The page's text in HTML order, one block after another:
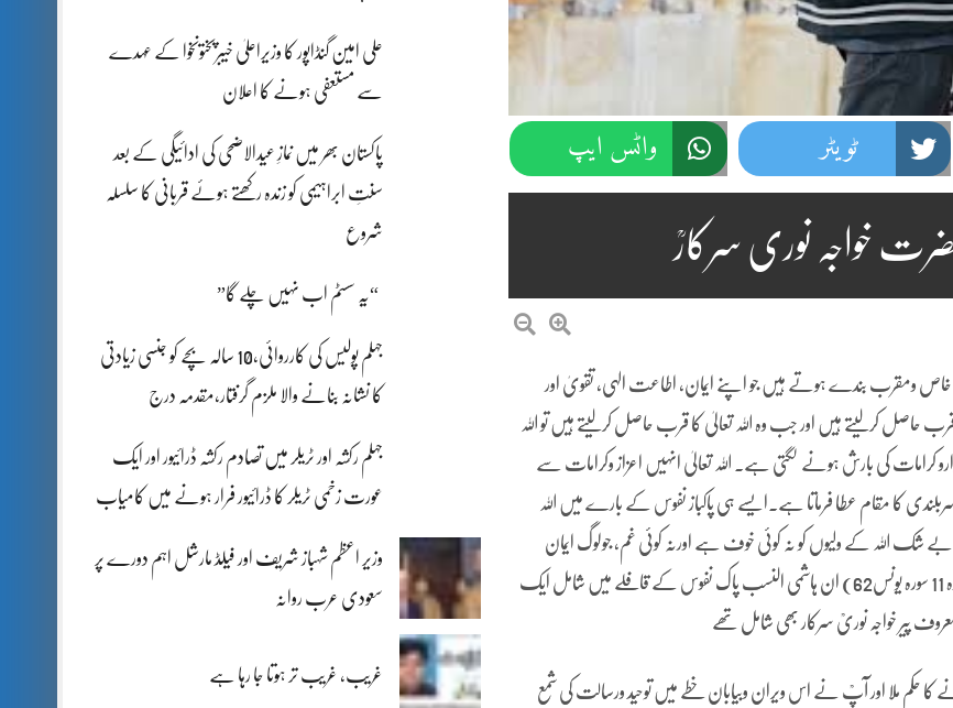
علی امین گنڈاپور کا وزیراعلیٰ خیبرپختونخوا کے عہدے
سے مستعفی ہونے کا اعلان
پاکستان بھر میں نمازِ عیدالاضحی کی ادائیگی کے بعد
سنتِ ابراہیمی کو زندہ رکھتے ہوئے قربانی کا سلسلہ
شروع
“یہ سسٹم اب نہیں چلے گا”
جہلم پولیس کی کارروائی،10 سالہ بچے کو جنسی زیادتی
کا نشانہ بنانے والا ملزم گرفتار،مقدمہ درج
جہلم رکشہ اور ٹریلر میں تصادم رکشہ ڈرائیور اور ایک
عورت زخمی ٹریلر کا ڈرائیور فرار ہونے میں کامیاب
وزیر اعظم شہباز شریف اور فیلڈ مارشل اہم دورے پر
سعودی عرب روانہ
غریب، غریب تر ہوتا جا رہا ہے
ٹویٹر واٹس ایپ
خواجہ نوری سرکارؒ
خاص ومقرب بندے ہوتے ہیں جو اپنے ایمان، اطاعت الہی، تقویٰ اور
حاصل کرلیتے ہیں اور جب وہ اللہ تعالیٰ کا قرب حاصل کرلیتے ہیں تو اللہ
کرامات کی بارش ہونے لگتی ہے۔ اللہ تعالیٰ انہیں اعزاز وکرامات سے
کا مقام عطا فرماتا ہے۔ایسے ہی پاکباز نفوس کے بارے میں اللہ
شک اللہ کے ولیوں کو نہ کوئی خوف ہے اورنہ کوئی غم، جولوگ ایمان
لائے وہی پرہیزگار ہیں۔ پارہ 11 سورہ یونس62) ان ہاشمی النسب پاک نفوس کے قافلے میں شامل ایک
پیر خواجہ نوریؒ سرکار بھی شامل تھے
کا حکم ملا اور آپؒ نے اس ویران وبیابان خطے میں توحید ورسالت کی شمع